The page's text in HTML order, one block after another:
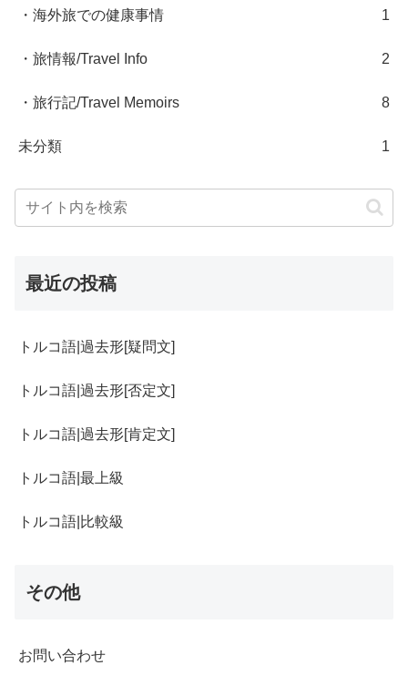
・海外旅での健康事情 1
・旅情報/Travel Info 2
・旅行記/Travel Memoirs 8
未分類 1
最近の投稿
トルコ語|過去形[疑問文]
トルコ語|過去形[否定文]
トルコ語|過去形[肯定文]
トルコ語|最上級
トルコ語|比較級
その他
お問い合わせ